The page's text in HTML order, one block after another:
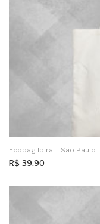
Ecobag Ibira – São Paulo
R$ 39,90